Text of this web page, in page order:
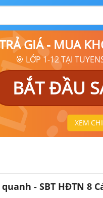
GIÁ - MUA
🎯 LỚP 1-12 TẠI
BẮT ĐẦU
XEM
- SBT HĐTN 8